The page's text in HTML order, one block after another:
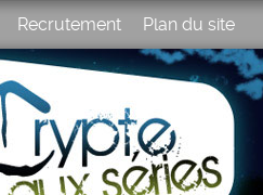
Recrutement Plan du site